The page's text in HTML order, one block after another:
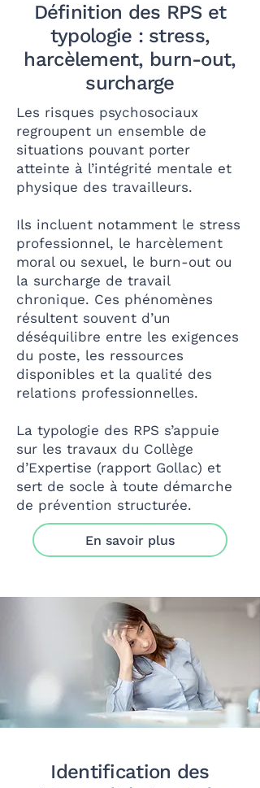
Définition des RPS et
typologie : stress,
harcèlement, burn-out,
surcharge
Les risques psychosociaux
regroupent un ensemble de
situations pouvant porter
atteinte à l’intégrité mentale et
physique des travailleurs.
Ils incluent notamment le stress
professionnel, le harcèlement
moral ou sexuel, le burn-out ou
la surcharge de travail
chronique. Ces phénomènes
résultent souvent d’un
déséquilibre entre les exigences
du poste, les ressources
disponibles et la qualité des
relations professionnelles.
La typologie des RPS s’appuie
sur les travaux du Collège
d’Expertise (rapport Gollac) et
sert de socle à toute démarche
de prévention structurée.
En savoir plus
Identification des